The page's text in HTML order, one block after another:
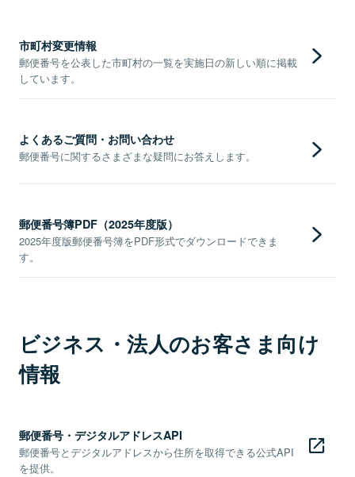
市町村変更情報
郵便番号を公表した市町村の一覧を実施日の新しい順に掲載
しています。
よくあるご質問・お問い合わせ
郵便番号に関するさまざまな疑問にお答えします。
郵便番号簿PDF（2025年度版）
2025年度版郵便番号簿をPDF形式でダウンロードできま
す。
ビジネス・法人のお客さま向け
情報
郵便番号・デジタルアドレスAPI
郵便番号とデジタルアドレスから住所を取得できる公式API
を提供。